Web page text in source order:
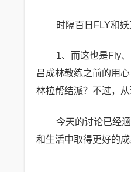
时隔百日FLY和
1、而这也是Fly
吕成林教练之前的用
林拉帮结派？不过，
今天的讨论已经
和生活中取得更好的